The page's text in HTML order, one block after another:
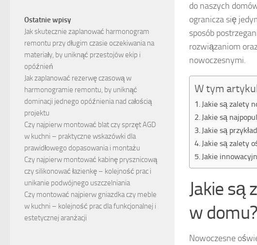
do naszych
ogranicza się
sposób
rozwiązaniom
nowoczesnymi.
W tym
Jakie są zalety
Jakie są
Jakie są
Jakie są zalety
Jakie
Jakie są
w domu?
Nowoczesne
Ostatnie wpisy
Jak skutecznie zaplanować harmonogram
remontu przy długim czasie oczekiwania na
materiały, by uniknąć przestojów ekip i
opóźnień
Jak zaplanować rezerwę czasową w
harmonogramie remontu, by uniknąć
dominacji jednego opóźnienia nad całością
projektu
Czy najpierw montować blat czy sprzęt AGD
w kuchni – praktyczne wskazówki dla
prawidłowego dopasowania i montażu
Czy najpierw montować kabinę prysznicową
czy silikonować łazienkę – kolejność prac i
unikanie podwójnego uszczelniania
Czy montować najpierw gniazdka czy meble
w kuchni – kolejność prac dla funkcjonalnej i
estetycznej aranżacji